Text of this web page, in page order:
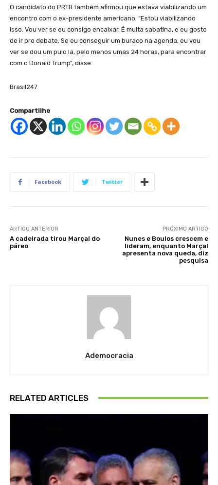
O candidato do PRTB também afirmou que estava viabilizando um
encontro com o ex-presidente americano. “Estou viabilizando
isso. Vou ver se eu consigo encaixar. É muita sabatina, e eu gosto
de ir pro debate. Se eu conseguir um buraco na agenda, eu vou
ver se dou um pulo lá, pelo menos umas 24 horas, para encontrar
com o Donald Trump”, disse.
Brasil247
Compartilhe
Facebook Twitter
ARTIGO ANTERIOR
A cadeirada tirou Marçal do
páreo
PRÓXIMO ARTIGO
Nunes e Boulos crescem e
lideram, enquanto Marçal
apresenta nova queda, diz
pesquisa
Ademocracia
RELATED ARTICLES